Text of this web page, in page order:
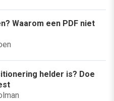
Waarom een PDF niet
helder is? Doe